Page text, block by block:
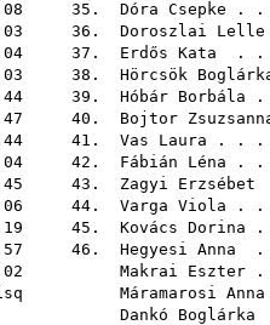
35. Dóra Csepke . .
36. Doroszlai Lelle
37. Erdős Kata . .
38. Hörcsök
39. Hóbár Borbála .
40. Bojtor
41. Vas Laura . .
42. Fábián Léna . .
43. Zagyi Erzsébet
44. Varga Viola . .
45. Kovács Dorina .
46. Hegyesi Anna .
Makrai Eszter .
Máramarosi Anna
Dankó Boglárka